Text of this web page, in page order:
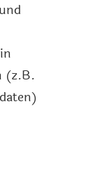
(z.B.